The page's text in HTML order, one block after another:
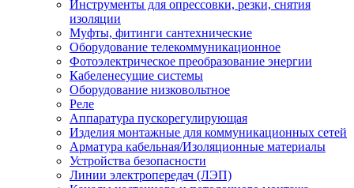
Инструменты для опрессовки, резки, снятия
изоляции
Муфты, фитинги сантехнические
Оборудование телекоммуникационное
Фотоэлектрическое преобразование энергии
Кабеленесущие системы
Оборудование низковольтное
Реле
Аппаратура пускорегулирующая
Изделия монтажные для коммуникационных сетей
Арматура кабельная/Изоляционные материалы
Устройства безопасности
Линии электропередач (ЛЭП)